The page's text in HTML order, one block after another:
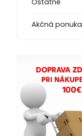
Akčná ponuka